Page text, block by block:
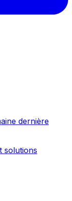
dernière
solutions